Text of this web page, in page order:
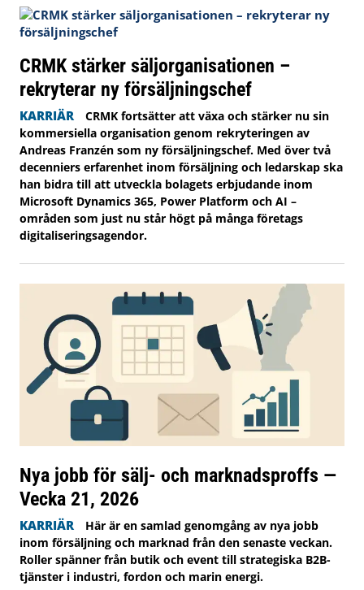
CRMK stärker säljorganisationen –
rekryterar ny försäljningschef
KARRIÄR
CRMK fortsätter att växa och stärker nu sin
kommersiella organisation genom rekryteringen av
Andreas Franzén som ny försäljningschef. Med över två
decenniers erfarenhet inom försäljning och ledarskap ska
han bidra till att utveckla bolagets erbjudande inom
Microsoft Dynamics 365, Power Platform och AI –
områden som just nu står högt på många företags
digitaliseringsagendor.
Nya jobb för sälj- och marknadsproffs —
Vecka 21, 2026
KARRIÄR
Här är en samlad genomgång av nya jobb
inom försäljning och marknad från den senaste veckan.
Roller spänner från butik och event till strategiska B2B-
tjänster i industri, fordon och marin energi.